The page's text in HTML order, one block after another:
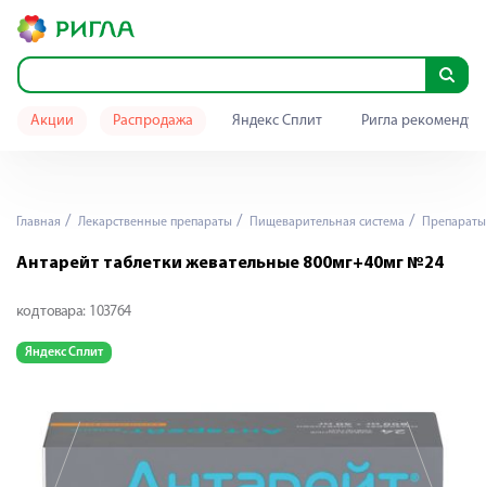
Акции Распродажа Яндекс Сплит Ригла
Главная Лекарственные препараты Пищеварительная система
Антарейт таблетки жевательные 800мг+40мг №24
код товара: 103764
Яндекс Сплит